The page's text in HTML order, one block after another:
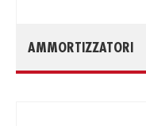
AMMORTIZZATORI